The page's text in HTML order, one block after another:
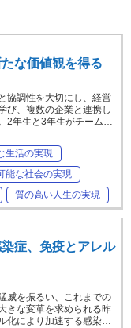
な価値観を得る
協調性を大切にし、経営
び、複数の企業と連携し
2年生と3年生がチーム…
生活の実現
能な社会の実現
質の高い人生の実現
症、免疫とアレル
威を振るい、これまでの
きな変革を求められる昨
化により加速する感染…